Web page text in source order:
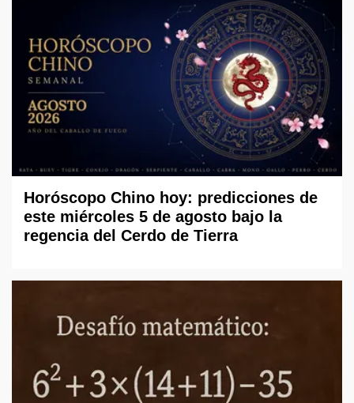
Horóscopo Chino hoy: predicciones de
este miércoles 5 de agosto bajo la
regencia del Cerdo de Tierra